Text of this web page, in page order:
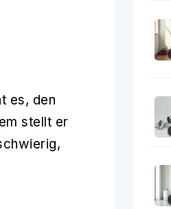
es, den
stellt er